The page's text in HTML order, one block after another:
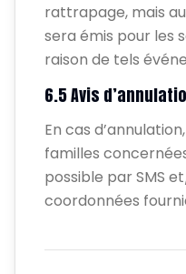
rattrapage, mais
sera émis pour les
raison de tels
6.5 Avis
En cas
familles
possible par SMS
coordonnées